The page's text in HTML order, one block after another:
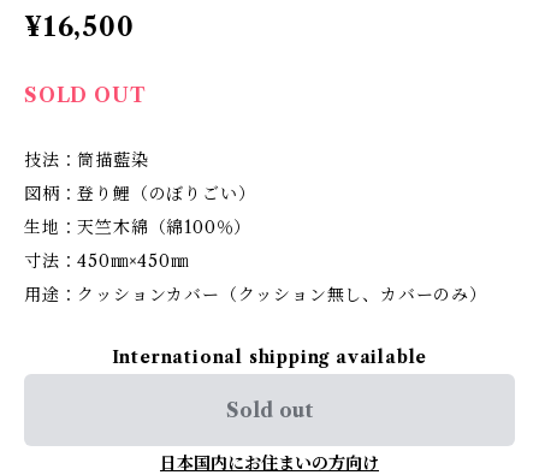
¥16,500
SOLD OUT
技法：筒描藍染
図柄：登り鯉（のぼりごい）
生地：天竺木綿（綿100％）
寸法：450㎜×450㎜
用途：クッションカバー（クッション無し、カバーのみ）
International shipping available
Sold out
日本国内にお住まいの方向け